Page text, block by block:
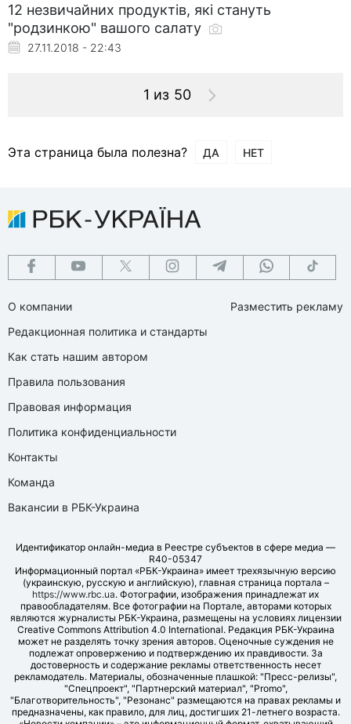
12 незвичайних продуктів, які стануть
"родзинкою" вашого салату
27.11.2018 - 22:43
1 из 50
Эта страница была полезна? ДА НЕТ
О компании
Редакционная политика и стандарты
Как стать нашим автором
Правила пользования
Правовая информация
Политика конфиденциальности
Контакты
Команда
Вакансии в РБК-Украина
Разместить рекламу
Идентификатор онлайн-медиа в Реестре субъектов в сфере медиа —
R40-05347
Информационный портал «РБК-Украина» имеет трехязычную версию
(украинскую, русскую и английскую), главная страница портала –
https://www.rbc.ua. Фотографии, изображения принадлежат их
правообладателям. Все фотографии на Портале, авторами которых
являются журналисты РБК-Украина, размещены на условиях лицензии
Creative Commons Attribution 4.0 International. Редакция РБК-Украина
может не разделять точку зрения авторов. Оценочные суждения не
подлежат опровержению и подтверждению их правдивости. За
достоверность и содержание рекламы ответственность несет
рекламодатель. Материалы, обозначенные плашкой: "Пресс-релизы",
"Спецпроект", "Партнерский материал", "Promo",
"Благотворительность", "Резонанс" размещаются на правах рекламы и
предназначены, как правило, для лиц, достигших 21-летнего возраста.